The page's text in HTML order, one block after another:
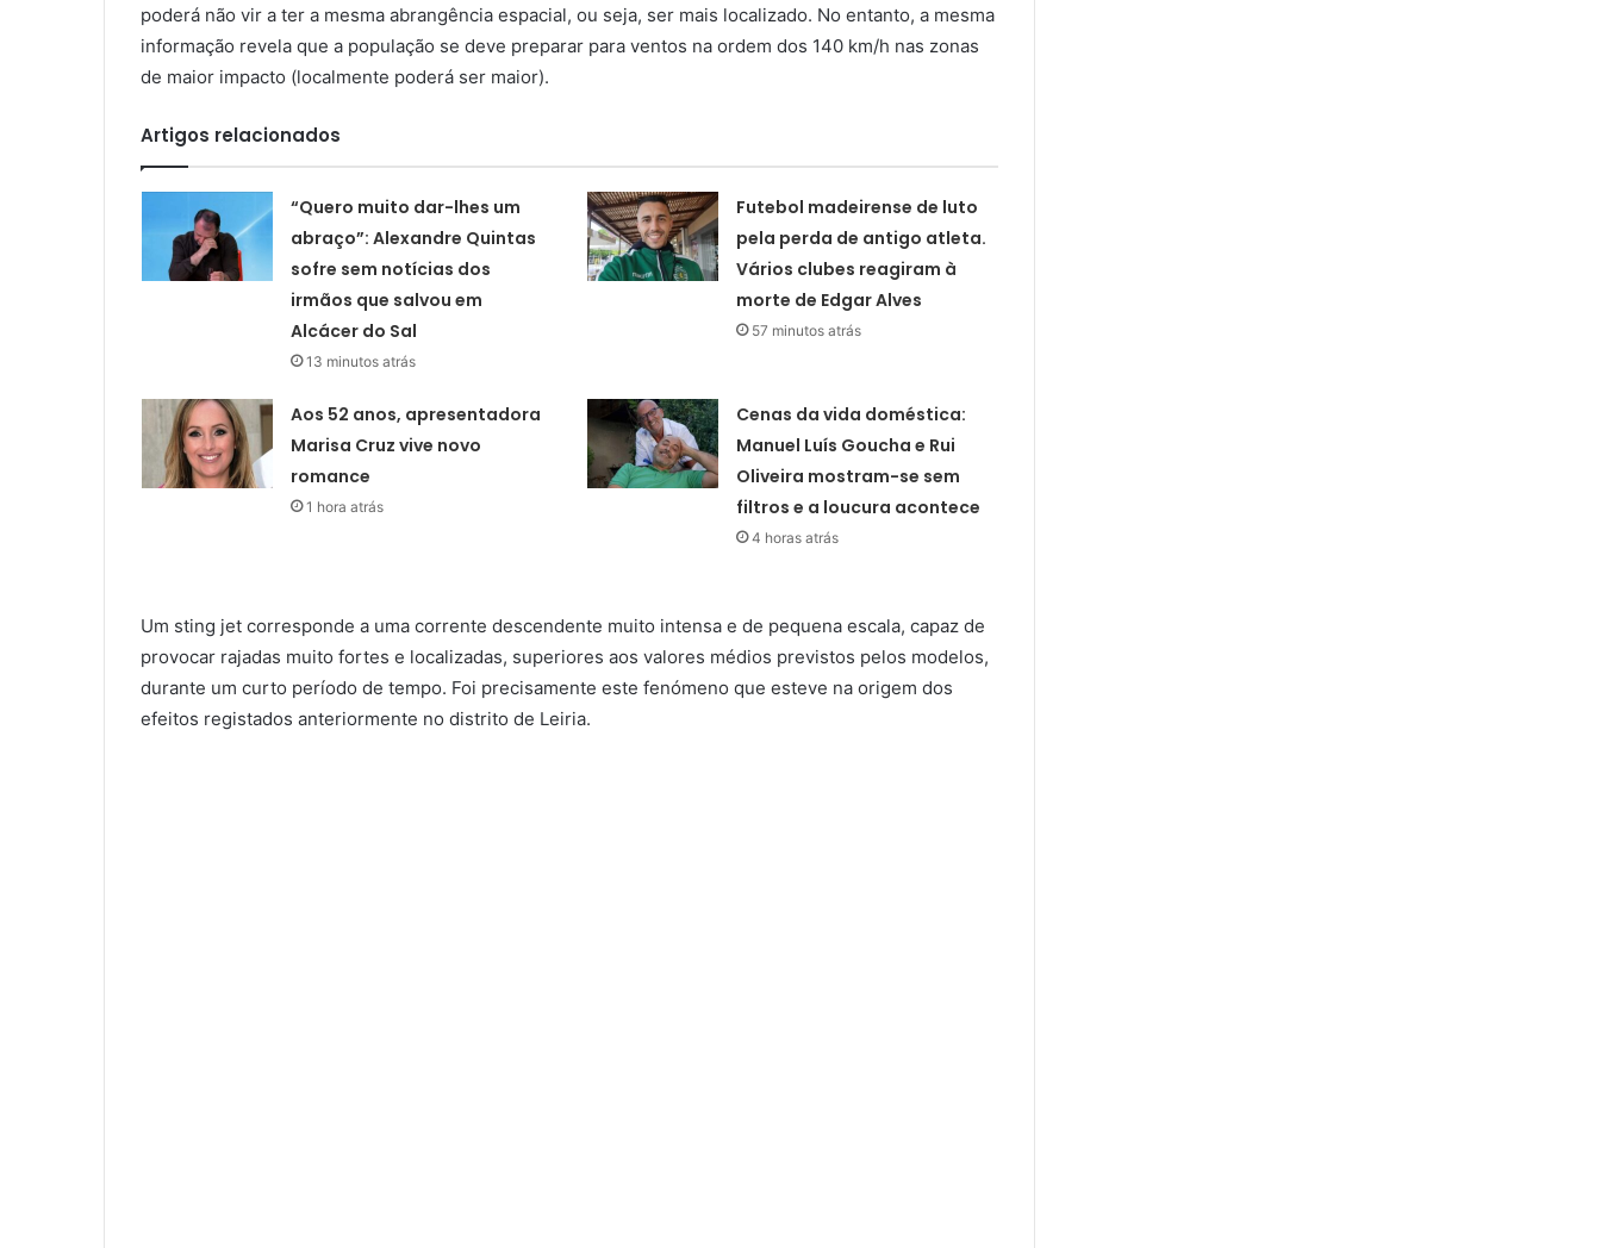
poderá não vir a ter a mesma abrangência espacial, ou seja, ser mais localizado. No entanto, a mesma
informação revela que a população se deve preparar para ventos na ordem dos 140 km/h nas zonas
de maior impacto (localmente poderá ser maior).
Artigos relacionados
“Quero muito dar-lhes um
abraço”: Alexandre Quintas
sofre sem notícias dos
irmãos que salvou em
Alcácer do Sal
13 minutos atrás
Futebol madeirense de luto
pela perda de antigo atleta.
Vários clubes reagiram à
morte de Edgar Alves
57 minutos atrás
Aos 52 anos, apresentadora
Marisa Cruz vive novo
romance
1 hora atrás
Cenas da vida doméstica:
Manuel Luís Goucha e Rui
Oliveira mostram-se sem
filtros e a loucura acontece
4 horas atrás
Um sting jet corresponde a uma corrente descendente muito intensa e de pequena escala, capaz de
provocar rajadas muito fortes e localizadas, superiores aos valores médios previstos pelos modelos,
durante um curto período de tempo. Foi precisamente este fenómeno que esteve na origem dos
efeitos registados anteriormente no distrito de Leiria.